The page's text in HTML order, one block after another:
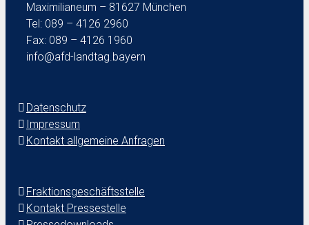
Maximilianeum – 81627 München
Tel: 089 – 4126 2960
Fax: 089 – 4126 1960
info@afd-landtag.bayern
Datenschutz
Impressum
Kontakt allgemeine Anfragen
Fraktionsgeschäftsstelle
Kontakt Pressestelle